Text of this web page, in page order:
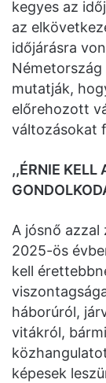
kegyes az
az
időjárásra
mutatják,
előrehozott
változásokat
,,ÉRNIE KELL
A jósnő azzal
2025-ös
kell
háborúról,
vitákról,
képesek